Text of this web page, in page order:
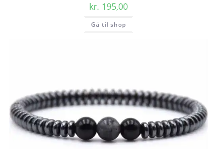
kr. 195,00
Gå til shop